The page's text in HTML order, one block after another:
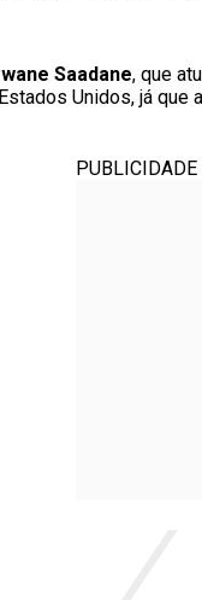
Saadane, que
Unidos, já
PUBLICIDADE